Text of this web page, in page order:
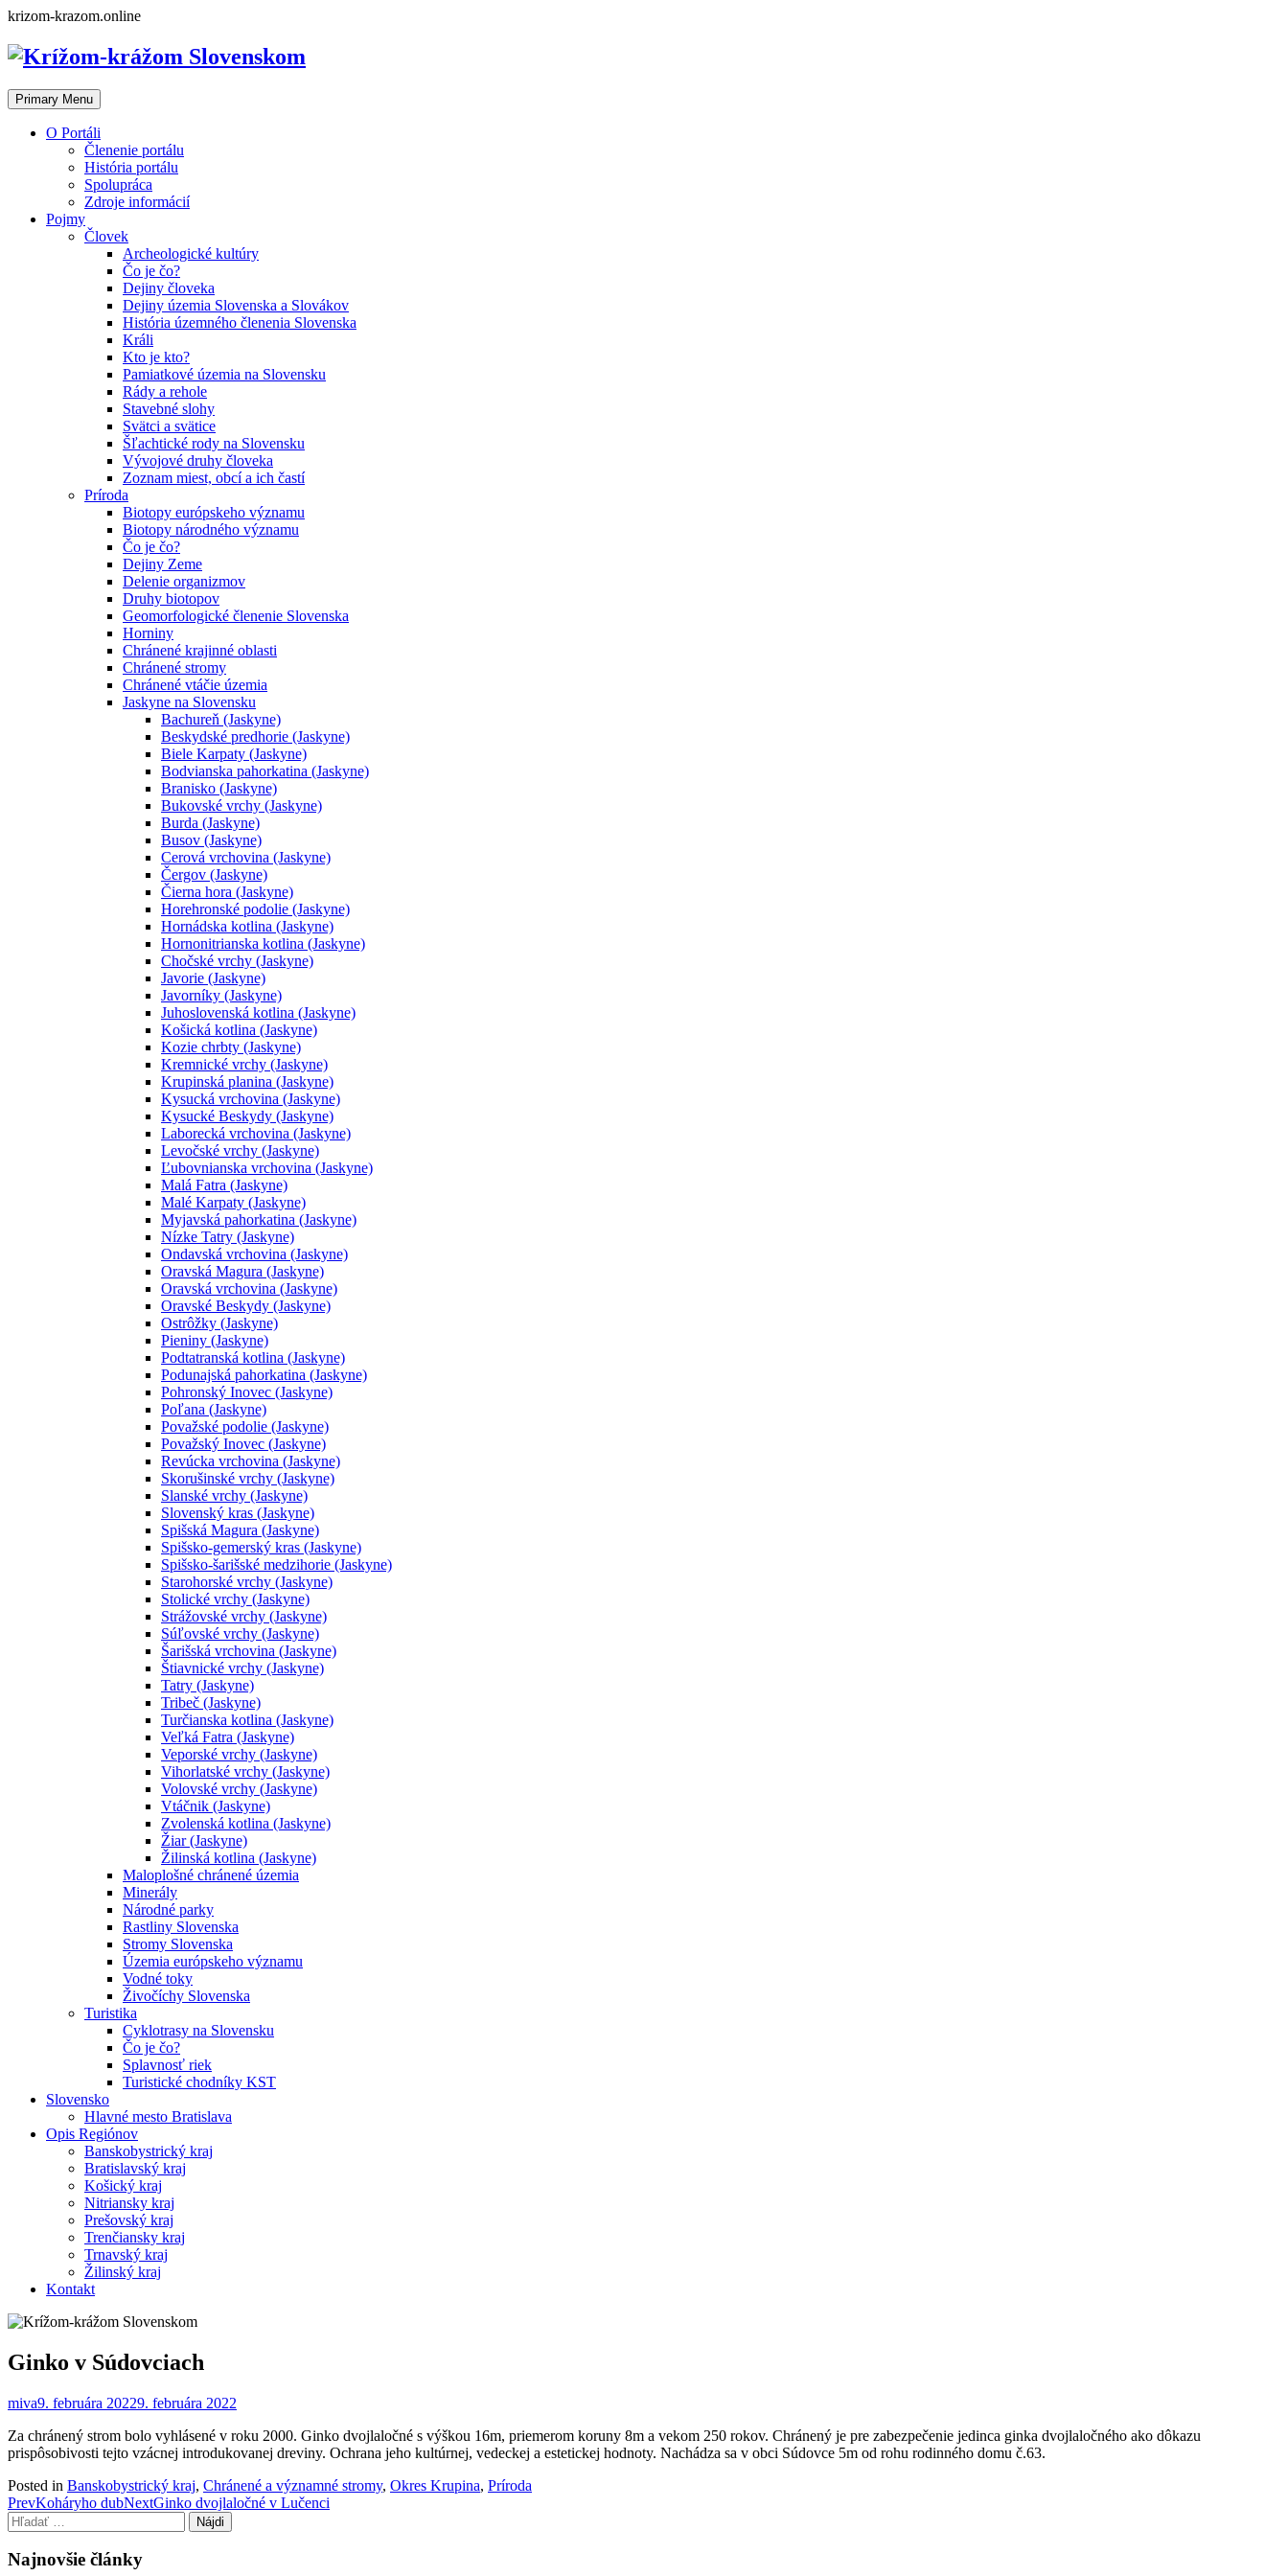
Skip
content
krizom-krazom.online
Primary Menu
O Portáli
Členenie portálu
História portálu
Spolupráca
Zdroje informácií
Pojmy
Človek
Archeologické kultúry
Čo je čo?
Dejiny človeka
Dejiny územia Slovenska a Slovákov
História územného členenia Slovenska
Králi
Kto je kto?
Pamiatkové územia na Slovensku
Rády a rehole
Stavebné slohy
Svätci a svätice
Šľachtické rody na Slovensku
Vývojové druhy človeka
Zoznam miest, obcí a ich častí
Príroda
Biotopy európskeho významu
Biotopy národného významu
Čo je čo?
Dejiny Zeme
Delenie organizmov
Druhy biotopov
Geomorfologické členenie Slovenska
Horniny
Chránené krajinné oblasti
Chránené stromy
Chránené vtáčie územia
Jaskyne na Slovensku
Bachureň (Jaskyne)
Beskydské predhorie (Jaskyne)
Biele Karpaty (Jaskyne)
Bodvianska pahorkatina (Jaskyne)
Branisko (Jaskyne)
Bukovské vrchy (Jaskyne)
Burda (Jaskyne)
Busov (Jaskyne)
Cerová vrchovina (Jaskyne)
Čergov (Jaskyne)
Čierna hora (Jaskyne)
Horehronské podolie (Jaskyne)
Hornádska kotlina (Jaskyne)
Hornonitrianska kotlina (Jaskyne)
Chočské vrchy (Jaskyne)
Javorie (Jaskyne)
Javorníky (Jaskyne)
Juhoslovenská kotlina (Jaskyne)
Košická kotlina (Jaskyne)
Kozie chrbty (Jaskyne)
Kremnické vrchy (Jaskyne)
Krupinská planina (Jaskyne)
Kysucká vrchovina (Jaskyne)
Kysucké Beskydy (Jaskyne)
Laborecká vrchovina (Jaskyne)
Levočské vrchy (Jaskyne)
Ľubovnianska vrchovina (Jaskyne)
Malá Fatra (Jaskyne)
Malé Karpaty (Jaskyne)
Myjavská pahorkatina (Jaskyne)
Nízke Tatry (Jaskyne)
Ondavská vrchovina (Jaskyne)
Oravská Magura (Jaskyne)
Oravská vrchovina (Jaskyne)
Oravské Beskydy (Jaskyne)
Ostrôžky (Jaskyne)
Pieniny (Jaskyne)
Podtatranská kotlina (Jaskyne)
Podunajská pahorkatina (Jaskyne)
Pohronský Inovec (Jaskyne)
Poľana (Jaskyne)
Považské podolie (Jaskyne)
Považský Inovec (Jaskyne)
Revúcka vrchovina (Jaskyne)
Skorušinské vrchy (Jaskyne)
Slanské vrchy (Jaskyne)
Slovenský kras (Jaskyne)
Spišská Magura (Jaskyne)
Spišsko-gemerský kras (Jaskyne)
Spišsko-šarišské medzihorie (Jaskyne)
Starohorské vrchy (Jaskyne)
Stolické vrchy (Jaskyne)
Strážovské vrchy (Jaskyne)
Súľovské vrchy (Jaskyne)
Šarišská vrchovina (Jaskyne)
Štiavnické vrchy (Jaskyne)
Tatry (Jaskyne)
Tribeč (Jaskyne)
Turčianska kotlina (Jaskyne)
Veľká Fatra (Jaskyne)
Veporské vrchy (Jaskyne)
Vihorlatské vrchy (Jaskyne)
Volovské vrchy (Jaskyne)
Vtáčnik (Jaskyne)
Zvolenská kotlina (Jaskyne)
Žiar (Jaskyne)
Žilinská kotlina (Jaskyne)
Maloplošné chránené územia
Minerály
Národné parky
Rastliny Slovenska
Stromy Slovenska
Územia európskeho významu
Vodné toky
Živočíchy Slovenska
Turistika
Cyklotrasy na Slovensku
Čo je čo?
Splavnosť riek
Turistické chodníky KST
Slovensko
Hlavné mesto Bratislava
Opis Regiónov
Banskobystrický kraj
Bratislavský kraj
Košický kraj
Nitriansky kraj
Prešovský kraj
Trenčiansky kraj
Trnavský kraj
Žilinský kraj
Kontakt
Ginko v Súdovciach
miva9. februára 20229. februára 2022
Za chránený strom bolo vyhlásené v roku 2000. Ginko dvojlaločné s výškou 16m, priemerom koruny 8m a vekom 250 rokov. Chránený je pre zabezpečenie jedinca ginka dvojlaločného ako dôkazu
prispôsobivosti tejto vzácnej introdukovanej dreviny. Ochrana jeho kultúrnej, vedeckej a estetickej hodnoty. Nachádza sa v obci Súdovce 5m od rohu rodinného domu č.63.
Posted in Banskobystrický kraj, Chránené a významné stromy, Okres Krupina, Príroda
Post
navigation
PrevKoháryho dubNextGinko dvojlaločné v Lučenci
Hľadať:
Najnovšie články